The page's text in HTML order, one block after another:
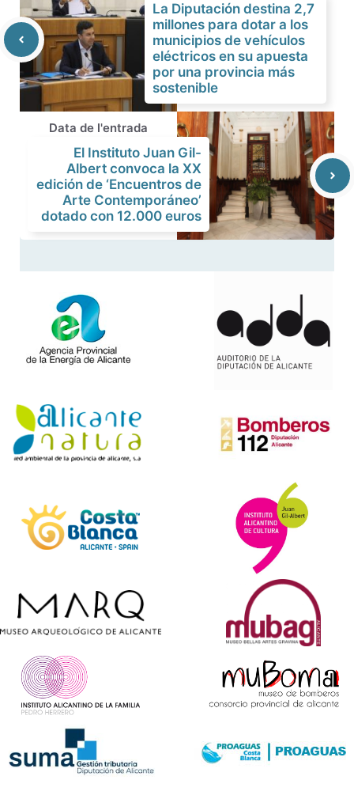
La Diputación destina 2,7
millones para dotar a los
municipios de vehículos
eléctricos en su apuesta
por una provincia más
sostenible
Data de l'entrada
El Instituto Juan Gil-
Albert convoca la XX
edición de ‘Encuentros de
Arte Contemporáneo’
dotado con 12.000 euros